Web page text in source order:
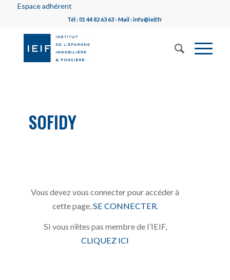
Espace adhérent
Tél : 01 44 82 63 63 - Mail : info@ieif.fr
SOFIDY
Vous devez vous connecter pour accéder à
cette page, SE CONNECTER
Si vous n’êtes pas membre de l’IEIF,
CLIQUEZ ICI